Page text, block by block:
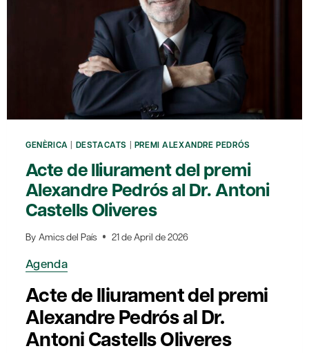
GENÈRICA | DESTACATS | PREMI ALEXANDRE PEDRÓS
Acte de lliurament del premi
Alexandre Pedrós al Dr. Antoni
Castells Oliveres
By Amics del País 21 de April de 2026
Agenda
Acte de lliurament del premi
Alexandre Pedrós al Dr.
Antoni Castells Oliveres